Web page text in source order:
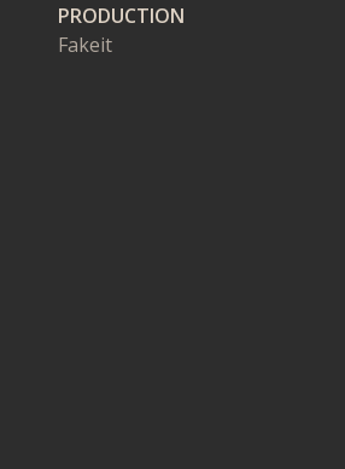
PRODUCTION
Fakeit